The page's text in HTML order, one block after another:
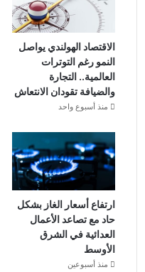
الاقتصاد الهولندي يواصل
النمو رغم التوترات
العالمية.. التجارة
والضيافة تقودان الانتعاش
منذ أسبوع واحد
ارتفاع أسعار الغاز بشكل
حاد مع تصاعد الأعمال
العدائية في الشرق
الأوسط
منذ أسبوعين